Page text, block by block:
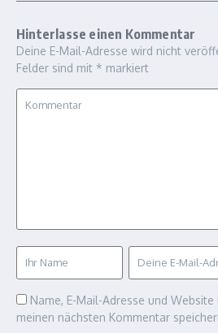
Hinterlasse einen Kommentar
Deine E-Mail-Adresse wird nicht
Felder sind mit * markiert
Name, E-Mail-Adresse und
meinen nächsten Kommentar